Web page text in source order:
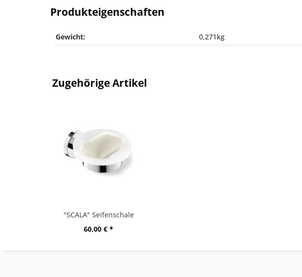
Produkteigenschaften
Gewicht: 0,271kg
Zugehörige Artikel
"SCALA" Seifenschale
60,00 € *